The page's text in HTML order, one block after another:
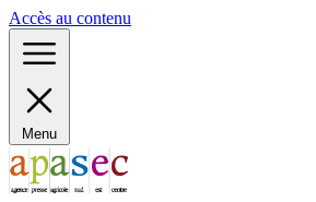
Accès au contenu
Menu